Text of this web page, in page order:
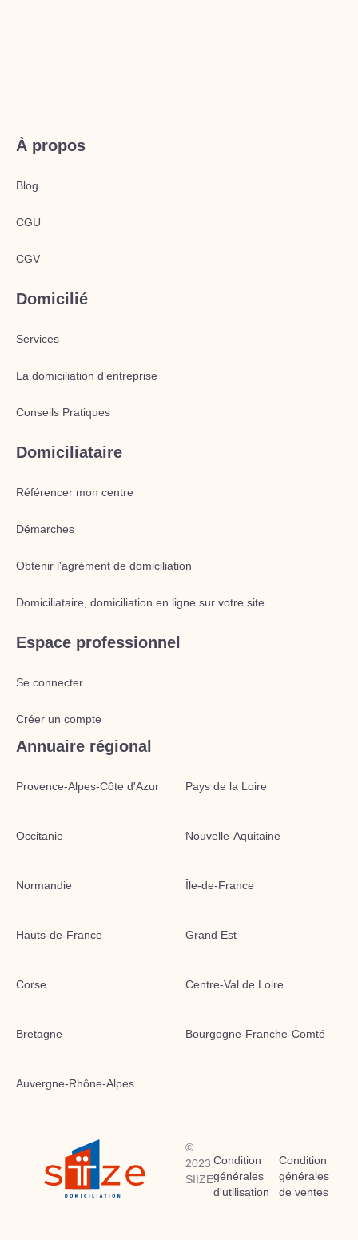
À propos
Blog
CGU
CGV
Domicilié
Services
La domiciliation d’entreprise
Conseils Pratiques
Domiciliataire
Référencer mon centre
Démarches
Obtenir l'agrément de domiciliation
Domiciliataire, domiciliation en ligne sur votre site
Espace professionnel
Se connecter
Créer un compte
Annuaire régional
Provence-Alpes-Côte d'Azur Pays de la Loire
Occitanie Nouvelle-Aquitaine
Normandie Île-de-France
Hauts-de-France Grand Est
Corse Centre-Val de Loire
Bretagne Bourgogne-Franche-Comté
Auvergne-Rhône-Alpes
©
2023
SIIZE
Condition
générales
d'utilisation
Condition
générales
de ventes